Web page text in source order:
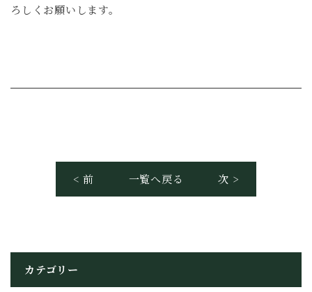
ろしくお願いします。
< 前 一覧へ戻る 次 >
カテゴリー